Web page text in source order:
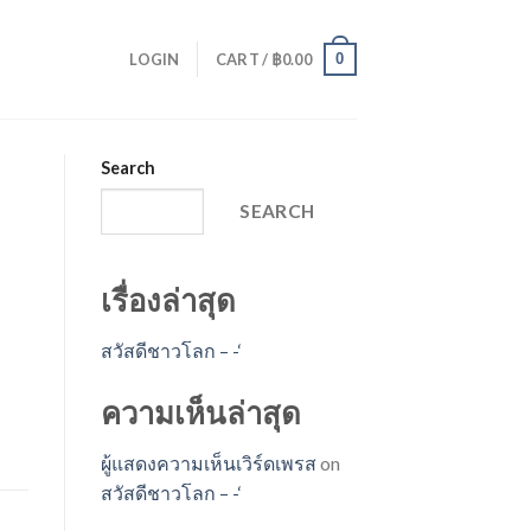
LOGIN CART / ฿0.00 0
Search
SEARCH
เรื่องล่าสุด
สวัสดีชาวโลก – -‘
ความเห็นล่าสุด
ผู้แสดงความเห็นเวิร์ดเพรสon
สวัสดีชาวโลก – -‘